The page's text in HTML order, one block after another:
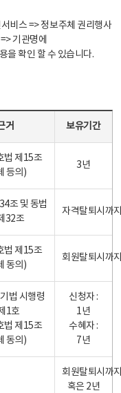
비스 => 정보주체 권리행사
기관명에
을 확인 할 수 있습니다.
거 보유기간
법 제15조
등의)
3년
조 및 동법
32조
자격탈퇴시까
법 제15조
동의)
회원탈퇴시까
법 시행령
1호
법 제15조
동의)
신청자 :
1년
수혜자 :
7년
회원탈퇴시까
혹은 2년